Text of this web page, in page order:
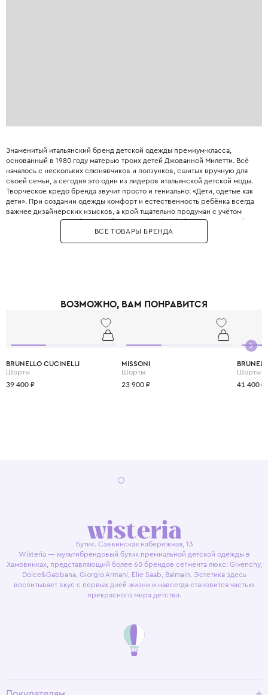
Знаменитый итальянский бренд детской одежды премиум-класса,
основанный в 1980 году матерью троих детей Джованной Милетти. Всё
началось с нескольких слюнявчиков и ползунков, сшитых вручную для
своей семьи, а сегодня это один из лидеров итальянской детской моды.
Творческое кредо бренда звучит просто и гениально: «Дети, одетые как
дети». При создании одежды комфорт и естественность ребёнка всегда
важнее дизайнерских изысков, а крой тщательно продуман с учётом
всех возрастных особенностей. Философия Il Gufo базируется на трёх
китах: качество материалов, продуманность деталей и эксклюзивность,
что сделало бренд эталоном качества. Для пошива одежды
которые ценят настоящее итальянское качество и хотят,, чтобы ребёнок
ВСЕ ТОВАРЫ БРЕНДА
ВОЗМОЖНО, ВАМ ПОНРАВИТСЯ
BRUNELLO CUCINELLI
Шорты
39 400 ₽
MISSONI
Шорты
23 900 ₽
Шорты
41 400 ₽
Бутик. Саввинская набережная, 13
Wisteria — мультибрендовый бутик премиальной детской одежды в
Хамовниках, представляющий более 60 брендов сегмента люкс: Givenchy,
Dolce&Gabbana, Giorgio Armani, Elie Saab, Balmain. Эстетика здесь
воспитывает вкус с первых дней жизни и навсегда становится частью
прекрасного мира детства.